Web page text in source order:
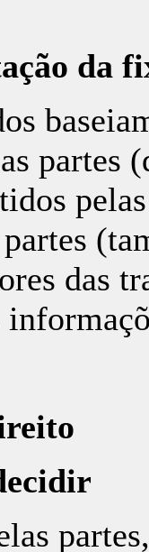
da
partes
das